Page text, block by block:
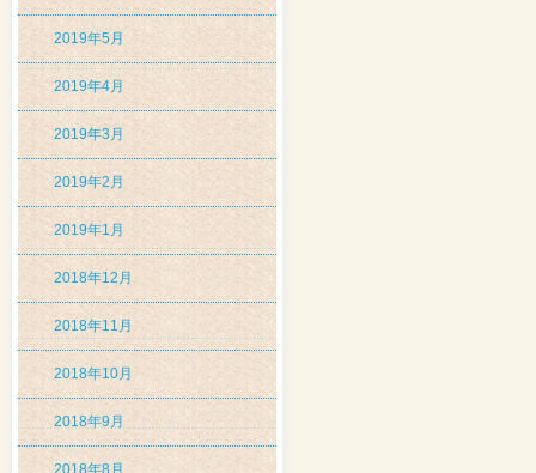
2019年5月
2019年4月
2019年3月
2019年2月
2019年1月
2018年12月
2018年11月
2018年10月
2018年9月
2018年8月